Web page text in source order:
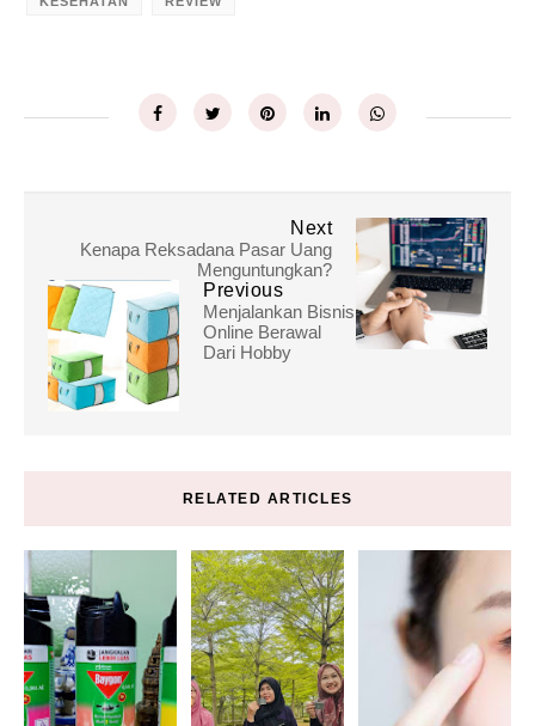
Next
Kenapa Reksadana Pasar Uang
Menguntungkan?
Previous
Menjalankan Bisnis
Online Berawal
Dari Hobby
RELATED ARTICLES